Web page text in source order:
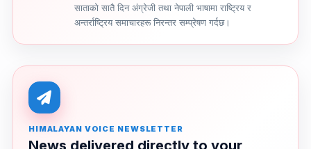
साताको सातै दिन अंग्रेजी तथा नेपाली भाषामा राष्ट्रिय र
अन्तर्राष्ट्रिय समाचारहरू निरन्तर सम्प्रेषण गर्दछ।
HIMALAYAN VOICE NEWSLETTER
News delivered directly to your